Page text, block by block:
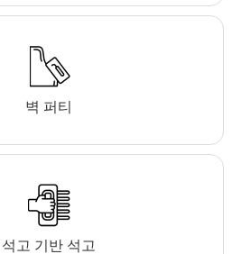
벽 퍼티
석고 기반 석고